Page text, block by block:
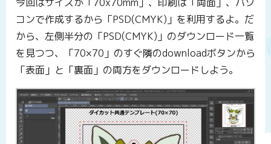
コンで作成するから「PSD(CMYK)」を利用するよ。だ
から、左側半分の「PSD(CMYK)」のダウンロード一覧
を見つつ、「70×70」のすぐ隣のdownloadボタンから
「表面」と「裏面」の両方をダウンロードしよう。